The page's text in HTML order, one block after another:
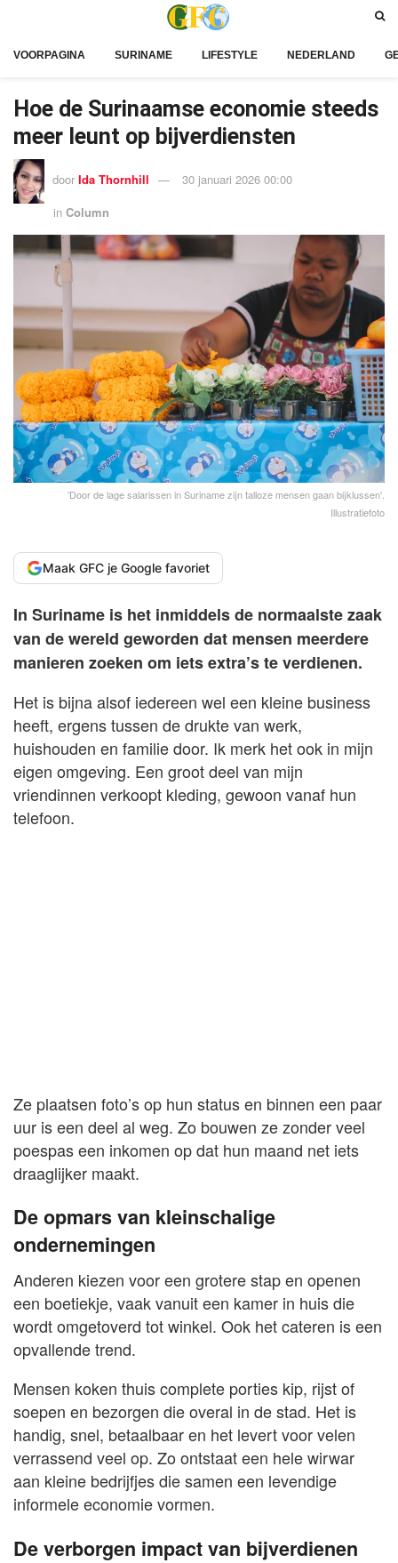
VOORPAGINA SURINAME LIFESTYLE NEDERLAND
Hoe de Surinaamse economie steeds
meer leunt op bijverdiensten
door Ida Thornhill
30 januari 2026 00:00
in Column
'Door de lage salarissen in Suriname zijn talloze mensen gaan bijklussen'.
Illustratiefoto
Maak GFC je Google favoriet
In Suriname is het inmiddels de normaalste zaak
van de wereld geworden dat mensen meerdere
manieren zoeken om iets extra’s te verdienen.
Het is bijna alsof iedereen wel een kleine business
heeft, ergens tussen de drukte van werk,
huishouden en familie door. Ik merk het ook in mijn
eigen omgeving. Een groot deel van mijn
vriendinnen verkoopt kleding, gewoon vanaf hun
telefoon.
Ze plaatsen foto’s op hun status en binnen een paar
uur is een deel al weg. Zo bouwen ze zonder veel
poespas een inkomen op dat hun maand net iets
draaglijker maakt.
De opmars van kleinschalige
ondernemingen
Anderen kiezen voor een grotere stap en openen
een boetiekje, vaak vanuit een kamer in huis die
wordt omgetoverd tot winkel. Ook het cateren is een
opvallende trend.
Mensen koken thuis complete porties kip, rijst of
soepen en bezorgen die overal in de stad. Het is
handig, snel, betaalbaar en het levert voor velen
verrassend veel op. Zo ontstaat een hele wirwar
aan kleine bedrijfjes die samen een levendige
informele economie vormen.
De verborgen impact van bijverdienen